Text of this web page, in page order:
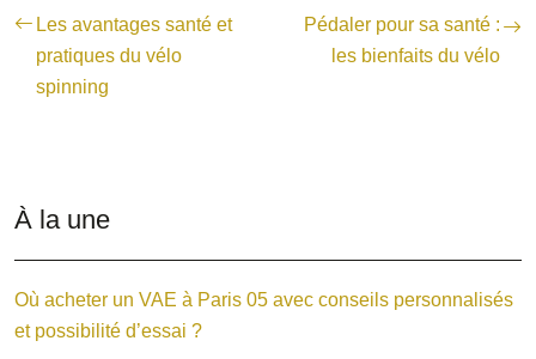
Les avantages santé et
pratiques du vélo
spinning
Pédaler pour sa santé :
les bienfaits du vélo
À la une
Où acheter un VAE à Paris 05 avec conseils personnalisés
et possibilité d’essai ?